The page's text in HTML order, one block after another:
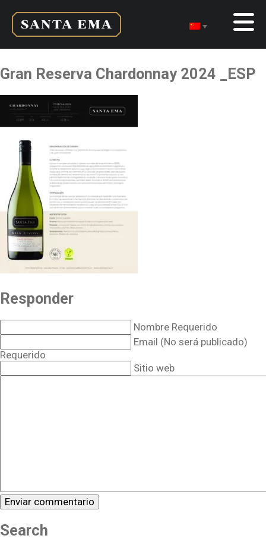
Gran Reserva Chardonnay 2024 _ESP
Responder
Nombre Requerido
Email (No será publicado)
Requerido
Sitio web
Search